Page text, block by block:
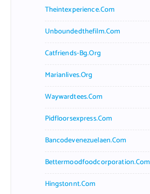
Theintexperience.com
Unboundedthefilm.com
Catfriends-Bg.org
Marianlives.org
Waywardtees.com
Pidfloorsexpress.com
Bancodevenezuelaen.com
Bettermoodfoodcorporation.com
Hingstonnt.com